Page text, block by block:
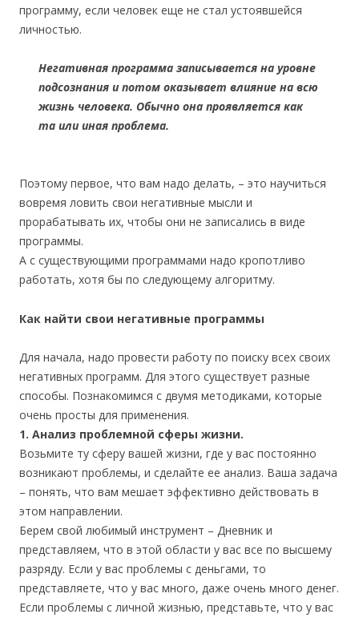
программу, если человек еще не стал устоявшейся
личностью.
Негативная программа записывается на уровне
подсознания и потом оказывает влияние на всю
жизнь человека. Обычно она проявляется как
та или иная проблема.
Поэтому первое, что вам надо делать, – это научиться
вовремя ловить свои негативные мысли и
прорабатывать их, чтобы они не записались в виде
программы.
А с существующими программами надо кропотливо
работать, хотя бы по следующему алгоритму.
Как найти свои негативные программы
Для начала, надо провести работу по поиску всех своих
негативных программ. Для этого существует разные
способы. Познакомимся с двумя методиками, которые
очень просты для применения.
1. Анализ проблемной сферы жизни.
Возьмите ту сферу вашей жизни, где у вас постоянно
возникают проблемы, и сделайте ее анализ. Ваша задача
– понять, что вам мешает эффективно действовать в
этом направлении.
Берем свой любимый инструмент – Дневник и
представляем, что в этой области у вас все по высшему
разряду. Если у вас проблемы с деньгами, то
представляете, что у вас много, даже очень много денег.
Если проблемы с личной жизнью, представьте, что у вас